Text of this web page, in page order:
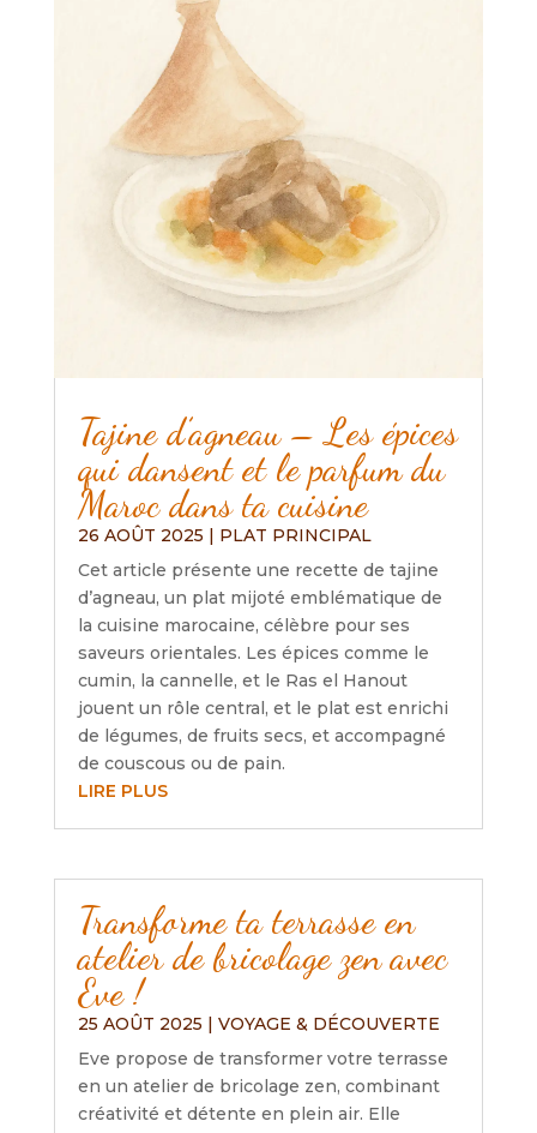
Tajine d’agneau – Les épices
qui dansent et le parfum du
Maroc dans ta cuisine
26 AOÛT 2025 | PLAT PRINCIPAL
Cet article présente une recette de tajine
d’agneau, un plat mijoté emblématique de
la cuisine marocaine, célèbre pour ses
saveurs orientales. Les épices comme le
cumin, la cannelle, et le Ras el Hanout
jouent un rôle central, et le plat est enrichi
de légumes, de fruits secs, et accompagné
de couscous ou de pain.
LIRE PLUS
Transforme ta terrasse en
atelier de bricolage zen avec
Eve !
25 AOÛT 2025
VOYAGE & DÉCOUVERTE
Eve propose de transformer votre terrasse
en un atelier de bricolage zen, combinant
créativité et détente en plein air. Elle